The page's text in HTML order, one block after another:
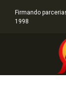
Firmando
1998